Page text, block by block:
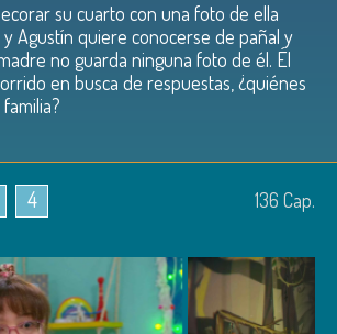
su cuarto con una foto de ella
Agustín quiere conocerse de pañal y
no guarda ninguna foto de él. Él
en busca de respuestas, ¿quiénes
4 136 Cap.